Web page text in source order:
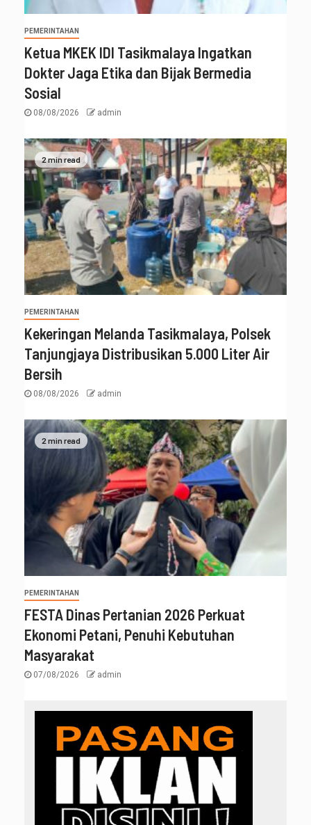
PEMERINTAHAN
Ketua MKEK IDI Tasikmalaya Ingatkan
Dokter Jaga Etika dan Bijak Bermedia
Sosial
08/08/2026 admin
2 min read
PEMERINTAHAN
Kekeringan Melanda Tasikmalaya, Polsek
Tanjungjaya Distribusikan 5.000 Liter Air
Bersih
08/08/2026 admin
2 min read
PEMERINTAHAN
FESTA Dinas Pertanian 2026 Perkuat
Ekonomi Petani, Penuhi Kebutuhan
Masyarakat
07/08/2026 admin